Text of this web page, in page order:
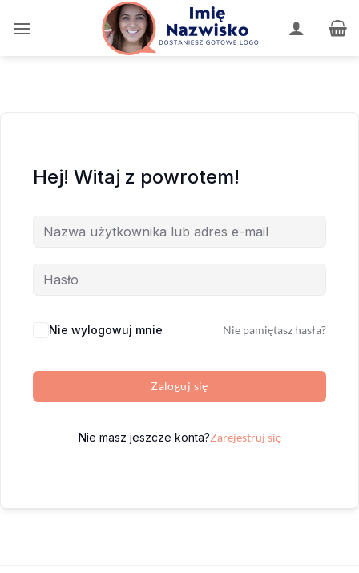
Hej! Witaj z powrotem!
Nie wylogowuj mnie Nie pamiętasz hasła?
Zaloguj się
Nie masz jeszcze konta?Zarejestruj się